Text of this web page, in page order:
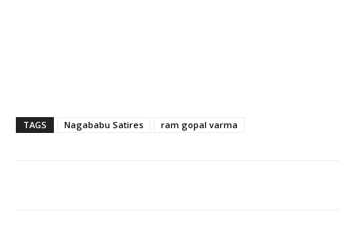
TAGS Nagababu Satires ram gopal varma